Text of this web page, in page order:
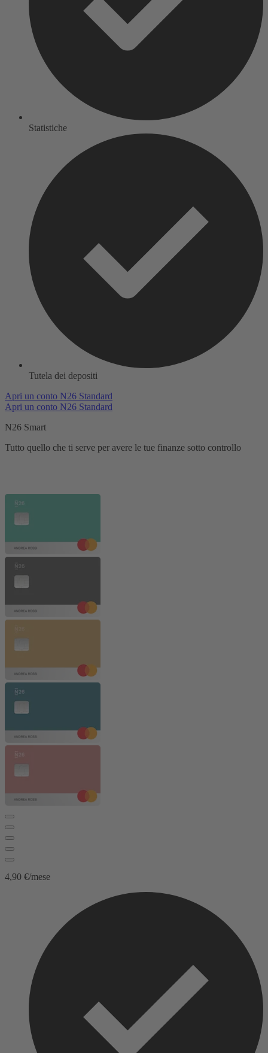
Statistiche
Tutela dei depositi
Apri un conto N26 Standard
Apri un conto N26 Standard
N26 Smart
Tutto quello che ti serve per avere le tue finanze sotto controllo
4,90 €/mese